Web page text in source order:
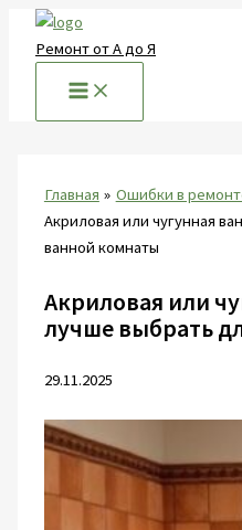
Перейти
Ремонт от А до Я
Главная
Ошибки в
Акриловая или чугунная
ванной комнаты
Акриловая или
лучше выбрать
29.11.2025